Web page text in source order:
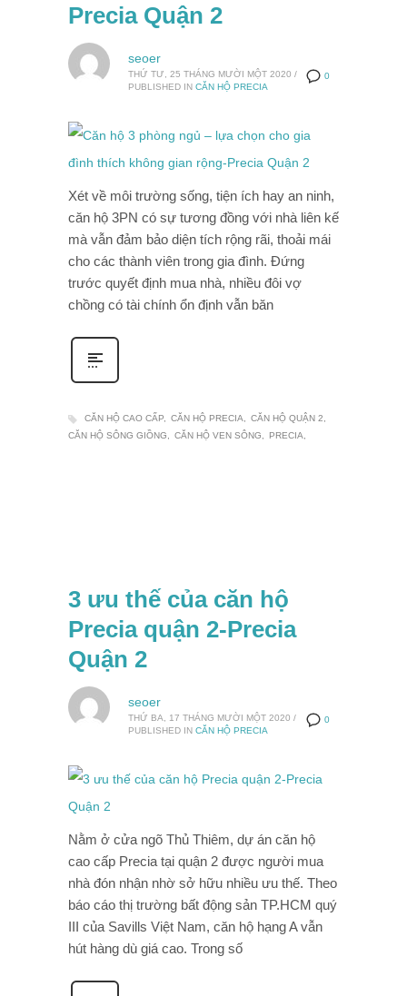
Precia Quận 2
0
seoer
THỨ TƯ, 25 THÁNG MƯỜI MỘT 2020 /
PUBLISHED IN CĂN HỘ PRECIA
Xét về môi trường sống, tiện ích hay an ninh,
căn hộ 3PN có sự tương đồng với nhà liên kế
mà vẫn đảm bảo diện tích rộng rãi, thoải mái
cho các thành viên trong gia đình. Đứng
trước quyết định mua nhà, nhiều đôi vợ
chồng có tài chính ổn định vẫn băn
CĂN HỘ CAO CẤP CĂN HỘ PRECIA
CĂN HỘ QUẬN 2
CĂN HỘ SÔNG GIỒNG
CĂN HỘ VEN SÔNG PRECIA
3 ưu thế của căn hộ
Precia quận 2-Precia
Quận 2
0
seoer
THỨ BA, 17 THÁNG MƯỜI MỘT 2020 /
PUBLISHED IN CĂN HỘ PRECIA
Nằm ở cửa ngõ Thủ Thiêm, dự án căn hộ
cao cấp Precia tại quận 2 được người mua
nhà đón nhận nhờ sở hữu nhiều ưu thế. Theo
báo cáo thị trường bất động sản TP.HCM quý
III của Savills Việt Nam, căn hộ hạng A vẫn
hút hàng dù giá cao. Trong số